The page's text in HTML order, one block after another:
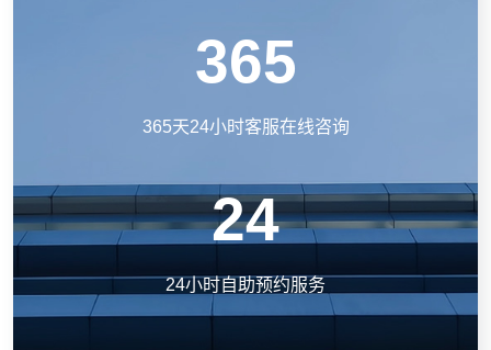
365
365天24小时客服在线咨询
24
24小时自助预约服务